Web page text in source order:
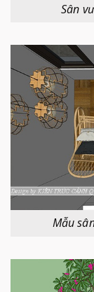
Sân
Mẫu